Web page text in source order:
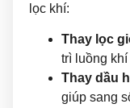
lọc khí:
Thay lọc
trì luồng
Thay dầu
giúp sang